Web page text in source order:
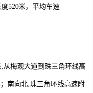
520米，平均车速
从梅观大道到珠三角环线高
南向北,珠三角环线高速附